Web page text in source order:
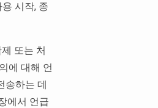
시작, 종
또는 처
에 대해 언
송하는 데
에서 언급